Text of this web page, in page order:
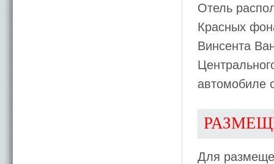
Отель
Красных
Винсента
автомобиле
Для